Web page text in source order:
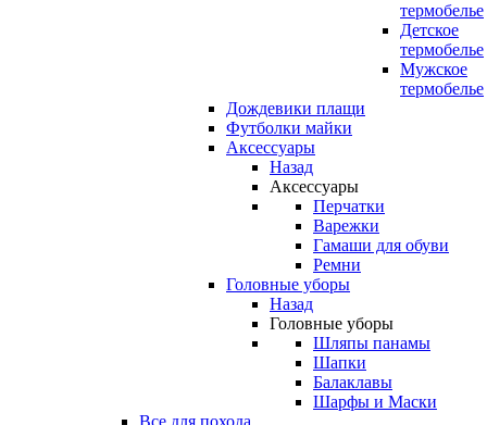
термобелье
Детское
термобелье
Мужское
термобелье
Дождевики плащи
Футболки майки
Аксессуары
Назад
Аксессуары
Перчатки
Варежки
Гамаши для обуви
Ремни
Головные уборы
Назад
Головные уборы
Шляпы панамы
Шапки
Балаклавы
Шарфы и Маски
Все для похода